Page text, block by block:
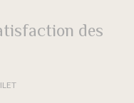
des